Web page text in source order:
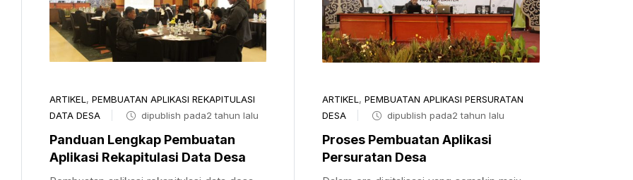
ARTIKEL , PEMBUATAN APLIKASI REKAPITULASI
DATA DESA
dipublish pada2 tahun lalu
Panduan Lengkap Pembuatan
Aplikasi Rekapitulasi Data Desa
ARTIKEL , PEMBUATAN APLIKASI PERSURATAN
DESA
dipublish pada2 tahun lalu
Proses Pembuatan Aplikasi
Persuratan Desa